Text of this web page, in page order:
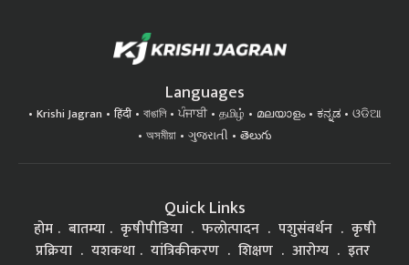
Languages
Krishi Jagran हिंदी বাঙালি ਪੰਜਾਬੀ தமிழ் മലയാളം ಕನ್ನಡ
ଓଡିଆ
অসমীয়া
ગુજરાતી తెలుగు
Quick Links
होम बातम्या कृषीपीडिया फलोत्पादन पशुसंवर्धन
कृषी
प्रक्रिया
यशकथा यांत्रिकीकरण शिक्षण आरोग्य इतर